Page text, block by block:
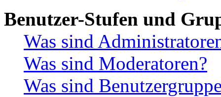
Benutzer-Stufen und
Was sind
Was sind Moderatoren?
Was sind